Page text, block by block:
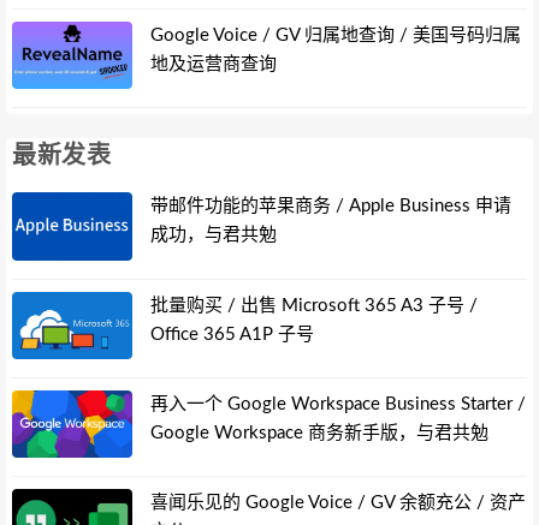
Google Voice / GV 归属地查询 / 美国号码归属
地及运营商查询
最新发表
带邮件功能的苹果商务 / Apple Business 申请
成功，与君共勉
批量购买 / 出售 Microsoft 365 A3 子号 /
Office 365 A1P 子号
再入一个 Google Workspace Business Starter /
Google Workspace 商务新手版，与君共勉
喜闻乐见的 Google Voice / GV 余额充公 / 资产